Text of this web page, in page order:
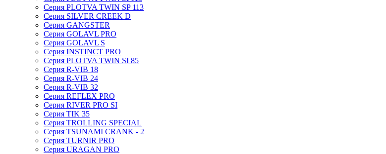
Серия PLOTVA TWIN SP 113
Серия SILVER CREEK D
Серия GANGSTER
Серия GOLAVL PRO
Серия GOLAVL S
Серия INSTINCT PRO
Серия PLOTVA TWIN SI 85
Серия R-VIB 18
Серия R-VIB 24
Серия R-VIB 32
Серия REFLEX PRO
Серия RIVER PRO SI
Серия TIK 35
Серия TROLLING SPECIAL
Серия TSUNAMI CRANK - 2
Серия TURNIR PRO
Серия URAGAN PRO